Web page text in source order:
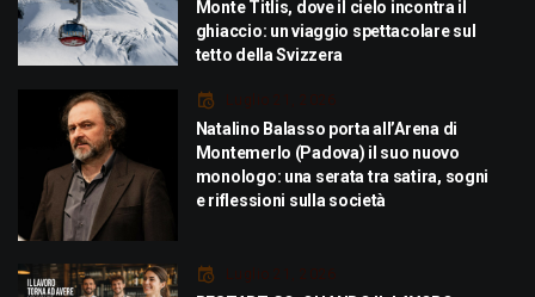
Monte Titlis, dove il cielo incontra il
ghiaccio: un viaggio spettacolare sul
tetto della Svizzera
Luglio 21, 2026
Natalino Balasso porta all’Arena di
Montemerlo (Padova) il suo nuovo
monologo: una serata tra satira, sogni
e riflessioni sulla società
Luglio 21, 2026